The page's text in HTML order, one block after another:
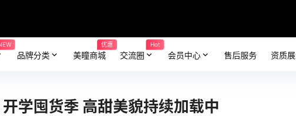
品牌分类 美瞳商城
优惠
交流圈
Hot
会员中心 售后服务 资质
学囤货季 高甜美貌持续加载中